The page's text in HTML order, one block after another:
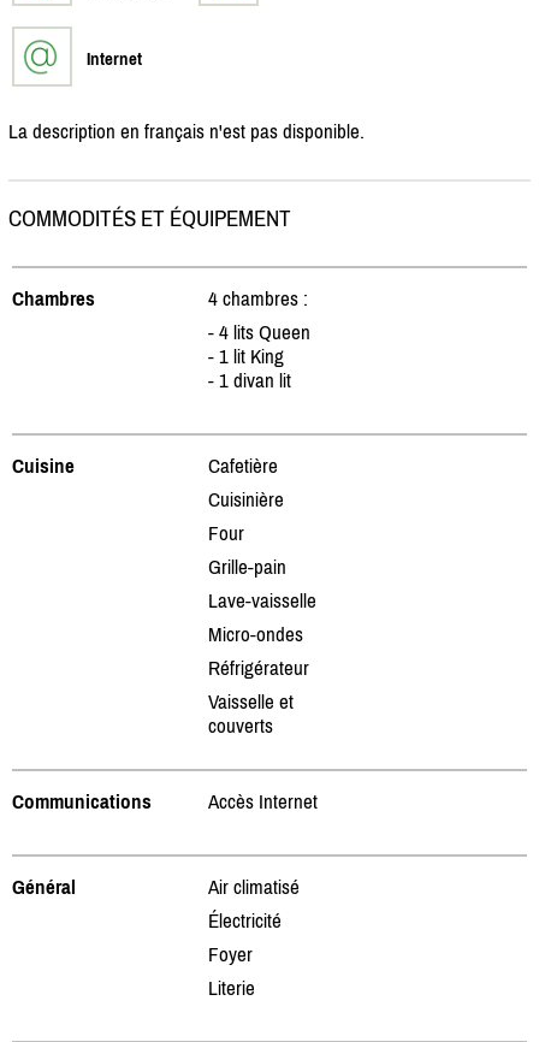
Internet
La description en français n'est pas disponible.
COMMODITÉS ET ÉQUIPEMENT
Chambres
4 chambres :
- 4 lits Queen
- 1 lit King
- 1 divan lit
Cuisine
Cafetière
Cuisinière
Four
Grille-pain
Lave-vaisselle
Micro-ondes
Réfrigérateur
Vaisselle et
couverts
Communications Accès Internet
Général
Air climatisé
Électricité
Foyer
Literie